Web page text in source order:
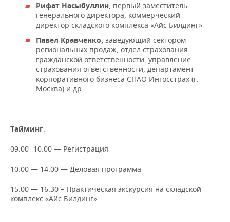
КИБЕРСПОРТ
ФИГУРНОЕ КАТАНИЕ
ВОДНЫЕ ВИДЫ СПОРТА
ХОККЕЙ С МЯЧОМ
КУЛЬТУРА
МЕДИЦИНА
ОБРАЗОВАНИЕ
ПРОИСШЕСТВИЯ
СПИСОК КОМПАНИЙ
Рифат Насыбуллин, первый заместитель
генерального директора, коммерческий
директор складского комплекса «Айс Билдинг»
Павел Кравченко, заведующий сектором
региональных продаж, отдел страхования
гражданской ответственности, управление
страхования ответственности, департамент
корпоративного бизнеса СПАО Ингосстрах (г.
Москва) и др.
Тайминг:
09.00 -10.00 — Регистрация
10.00 — 14.00 — Деловая программа
15.00 — 16.30 – Практическая экскурсия на складской
комплекс «Айс Билдинг»